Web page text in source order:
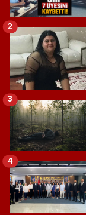
2
3
4